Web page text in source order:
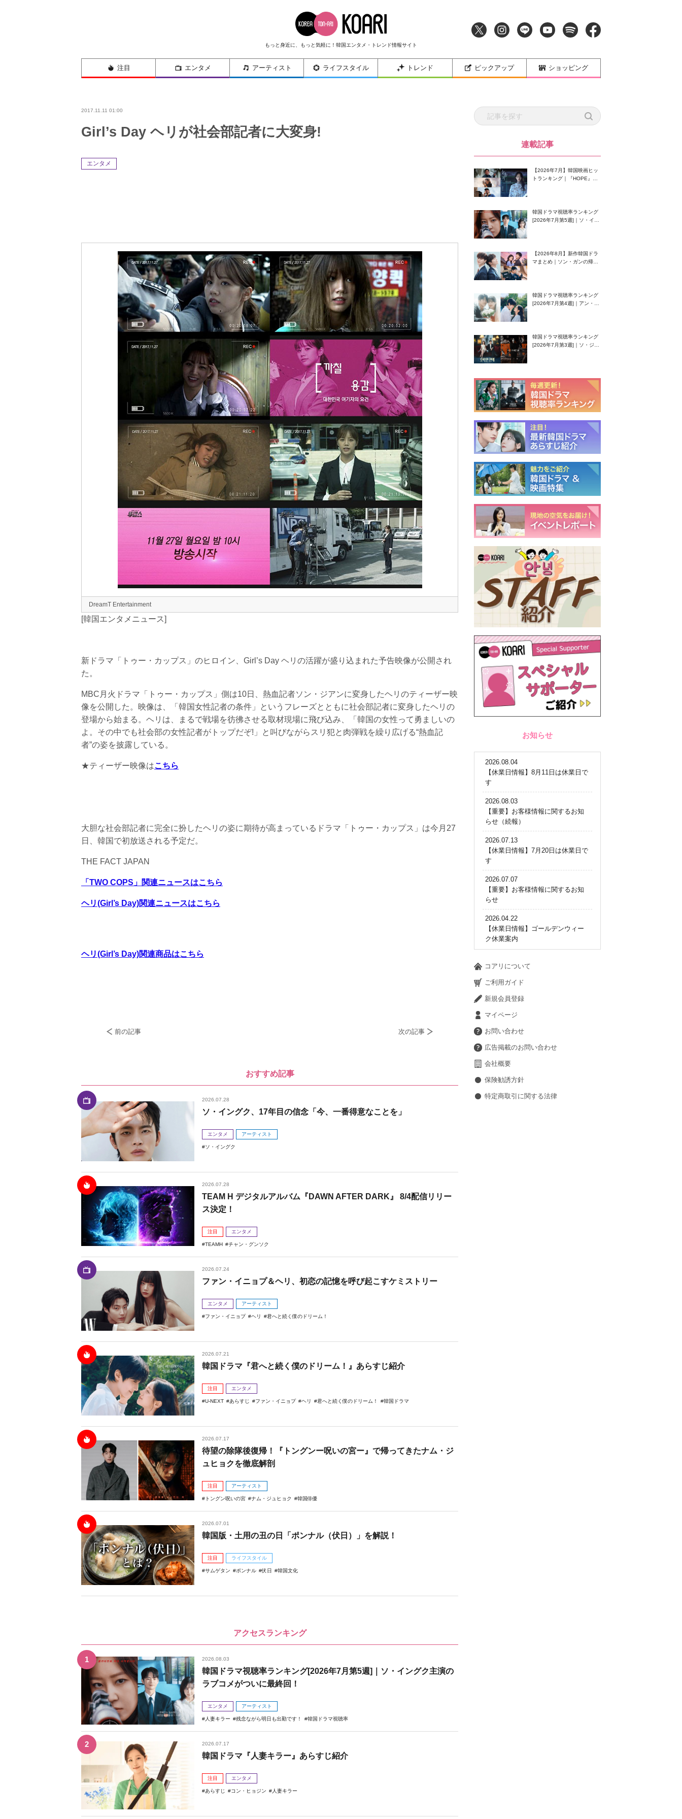
もっと身近に、もっと気軽に！韓国エンタメ・トレンド情報サイト
注目 エンタメ アーティスト ライフスタイル トレンド ピックアップ ショッピング
2017.11.11 01:00
Girl’s Day ヘリが社会部記者に大変身!
エンタメ
DreamT Entertainment
[韓国エンタメニュース]
新ドラマ「トゥー・カップス」のヒロイン、Girl’s Day ヘリの活躍が盛り込まれた予告映像が公開され
た。
MBC月火ドラマ「トゥー・カップス」側は10日、熱血記者ソン・ジアンに変身したヘリのティーザー映
像を公開した。映像は、「韓国女性記者の条件」というフレーズとともに社会部記者に変身したヘリの
登場から始まる。ヘリは、まるで戦場を彷彿させる取材現場に飛び込み、「韓国の女性って勇ましいの
よ。その中でも社会部の女性記者がトップだぞ!」と叫びながらスリ犯と肉弾戦を繰り広げる“熱血記
者”の姿を披露している。
★ティーザー映像はこちら
大胆な社会部記者に完全に扮したヘリの姿に期待が高まっているドラマ「トゥー・カップス」は今月27
日、韓国で初放送される予定だ。
THE FACT JAPAN
「TWO COPS」関連ニュースはこちら
ヘリ(Girl’s Day)関連ニュースはこちら
ヘリ(Girl’s Day)関連商品はこちら
前の記事 次の記事
おすすめ記事
2026.07.28
ソ・イングク、17年目の信念「今、一番得意なことを」
エンタメ アーティスト
ソ・イングク
2026.07.28
TEAM H デジタルアルバム『DAWN AFTER DARK』 8/4配信リリー
ス決定！
注目 エンタメ
TEAMH チャン・グンソク
2026.07.24
ファン・イニョプ＆ヘリ、初恋の記憶を呼び起こすケミストリー
エンタメ アーティスト
ファン・イニョプ ヘリ 君へと続く僕のドリーム！
2026.07.21
韓国ドラマ『君へと続く僕のドリーム！』あらすじ紹介
注目 エンタメ
U-NEXT あらすじ ファン・イニョプ ヘリ 君へと続く僕のドリーム！ 韓国ドラマ
2026.07.17
待望の除隊後復帰！『トングンー呪いの宮ー』で帰ってきたナム・ジ
ュヒョクを徹底解剖
注目 アーティスト
トングン呪いの宮 ナム・ジュヒョク 韓国俳優
2026.07.01
韓国版・土用の丑の日「ポンナル（伏日）」を解説！
注目 ライフスタイル
サムゲタン ポンナル 伏日 韓国文化
アクセスランキング
2026.08.03
韓国ドラマ視聴率ランキング[2026年7月第5週]｜ソ・イングク主演の
ラブコメがついに最終回！
エンタメ アーティスト
人妻キラー 残念ながら明日も出勤です！ 韓国ドラマ視聴率
2026.07.17
韓国ドラマ『人妻キラー』あらすじ紹介
注目 エンタメ
あらすじ コン・ヒョジン 人妻キラー
連載記事
【2026年7月】韓国映画ヒッ
トランキング｜『HOPE』が
韓国ドラマ視聴率ランキング
[2026年7月第5週]｜ソ・イン
【2026年8月】新作韓国ドラ
マまとめ｜ソン・ガンの帰
韓国ドラマ視聴率ランキング
[2026年7月第4週]｜アン・ヒ
韓国ドラマ視聴率ランキング
[2026年7月第3週]｜ソ・ジソ
お知らせ
2026.08.04
【休業日情報】8月11日は休業日で
す
2026.08.03
【重要】お客様情報に関するお知
らせ（続報）
2026.07.13
【休業日情報】7月20日は休業日で
す
2026.07.07
【重要】お客様情報に関するお知
らせ
2026.04.22
【休業日情報】ゴールデンウィー
ク休業案内
コアリについて
ご利用ガイド
新規会員登録
マイページ
お問い合わせ
広告掲載のお問い合わせ
会社概要
保険勧誘方針
特定商取引に関する法律